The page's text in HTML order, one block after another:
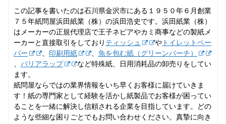
この記事を書いたのは石川県金沢市にある１９５０年６月創業
７５年紙問屋浜田紙業（株）の浜田浩史です。浜田紙業（株）
はメーカーの正規代理店で王子ネピアやカミ商事などの製紙メ
ーカーと直接取引をしており ティッシュ や トイレットペー
パー
、 印刷用紙 、 魚を包む紙（グリーンパーチ）
、 バリアラップ
など特殊紙、日用消耗品の卸売りをしてい
ます。
紙問屋ならではの業界情報をいち早くお客様に届けていきま
す！紙の専門家として経験を活かし紙製品でお客様が困ってい
ることを一緒に解決し信頼される企業を目指しています。どの
ような些細な困りごとでもお問い合わせください。真摯に向き